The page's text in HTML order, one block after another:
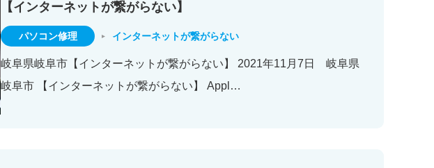
【インターネットが繋がらない】
パソコン修理 インターネットが繋がらない
岐阜県岐阜市【インターネットが繋がらない】 2021年11月7日 岐阜県
岐阜市 【インターネットが繋がらない】 Appl…